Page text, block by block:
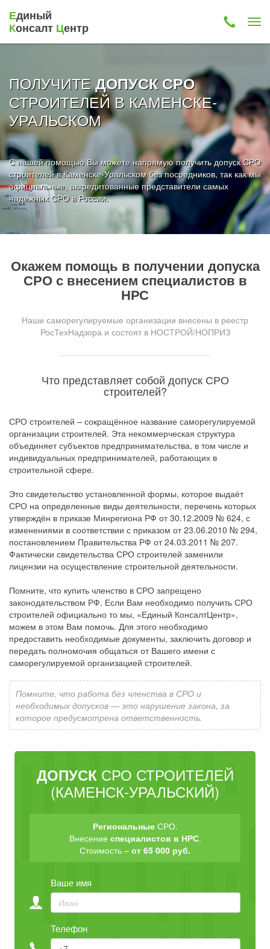
Единый
Консалт Центр
ПОЛУЧИТЕДОПУСК СРО
СТРОИТЕЛЕЙ В КАМЕНСКЕ-
УРАЛЬСКОМ
С нашей помощью Вы можете напрямую получить допуск СРО
строителей в Каменске-Уральском без посредников, так как мы
официальные, аккредитованные представители самых
надежных СРО в России.
Окажем помощь в получении допуска
СРО с внесением специалистов в
НРС
Наши саморегулируемые организации внесены в реестр
РосТехНадзора и состоят в НОСТРОЙ/НОПРИЗ
Что представляет собой допуск СРО
строителей?
СРО строителей – сокращённое название саморегулируемой
организации строителей. Эта некоммерческая структура
объединяет субъектов предпринимательства, в том числе и
индивидуальных предпринимателей, работающих в
строительной сфере.
Это свидетельство установленной формы, которое выдаёт
СРО на определенные виды деятельности, перечень которых
утверждён в приказе Минрегиона РФ от 30.12.2009 № 624, с
изменениями в соответствии с приказом от 23.06.2010 № 294,
постановлением Правительства РФ от 24.03.2011 № 207.
Фактически свидетельства СРО строителей заменили
лицензии на осуществление строительной деятельности.
Помните, что купить членство в СРО запрещено
законодательством РФ. Если Вам необходимо получить СРО
строителей официально то мы, «Единый КонсалтЦентр»,
можем в этом Вам помочь. Для этого необходимо
предоставить необходимые документы, заключить договор и
передать полномочия общаться от Вашего имени с
саморегулируемой организацией строителей.
Помните, что работа без членства в СРО и
необходимых допусков — это нарушение закона, за
которое предусмотрена ответственность.
ДОПУСКСРО СТРОИТЕЛЕЙ
(КАМЕНСК-УРАЛЬСКИЙ)
РегиональныеСРО.
Внесение специалистов в НРС.
Стоимость – от 65 000 руб.
Ваше имя
Телефон